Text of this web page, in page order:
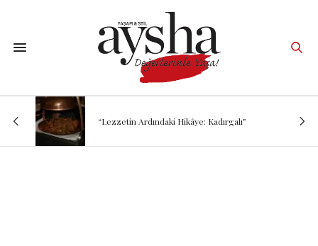
“Lezzetin Ardındaki Hikâye: Kadırgalı”